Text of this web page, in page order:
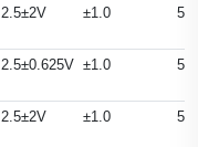
2.5±2V ±1.0 50
2.5±0.625V ±1.0 50
2.5±2V ±1.0 50